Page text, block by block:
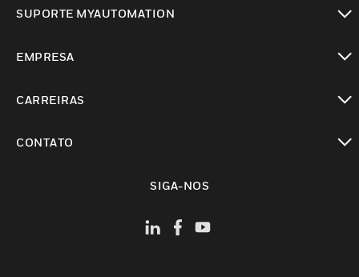
SUPORTE MYAUTOMATION
EMPRESA
CARREIRAS
CONTATO
SIGA-NOS